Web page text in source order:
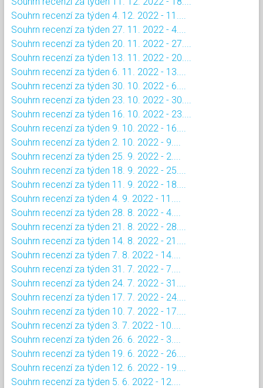
Souhrn recenzí za týden 4. 12. 2022 - 11....
Souhrn recenzí za týden 27. 11. 2022 - 4....
Souhrn recenzí za týden 20. 11. 2022 - 27....
Souhrn recenzí za týden 13. 11. 2022 - 20....
Souhrn recenzí za týden 6. 11. 2022 - 13....
Souhrn recenzí za týden 30. 10. 2022 - 6....
Souhrn recenzí za týden 23. 10. 2022 - 30....
Souhrn recenzí za týden 16. 10. 2022 - 23....
Souhrn recenzí za týden 9. 10. 2022 - 16....
Souhrn recenzí za týden 2. 10. 2022 - 9....
Souhrn recenzí za týden 25. 9. 2022 - 2....
Souhrn recenzí za týden 18. 9. 2022 - 25....
Souhrn recenzí za týden 11. 9. 2022 - 18....
Souhrn recenzí za týden 4. 9. 2022 - 11....
Souhrn recenzí za týden 28. 8. 2022 - 4....
Souhrn recenzí za týden 21. 8. 2022 - 28....
Souhrn recenzí za týden 14. 8. 2022 - 21....
Souhrn recenzí za týden 7. 8. 2022 - 14....
Souhrn recenzí za týden 31. 7. 2022 - 7....
Souhrn recenzí za týden 24. 7. 2022 - 31....
Souhrn recenzí za týden 17. 7. 2022 - 24....
Souhrn recenzí za týden 10. 7. 2022 - 17....
Souhrn recenzí za týden 3. 7. 2022 - 10....
Souhrn recenzí za týden 26. 6. 2022 - 3....
Souhrn recenzí za týden 19. 6. 2022 - 26....
Souhrn recenzí za týden 12. 6. 2022 - 19....
Souhrn recenzí za týden 5. 6. 2022 - 12....